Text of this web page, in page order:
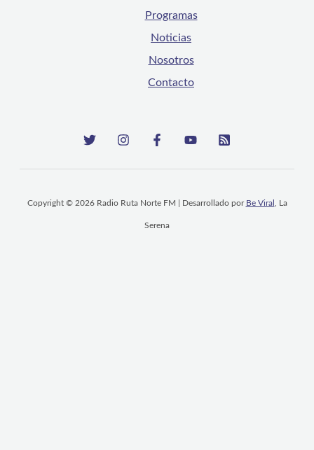
Programas
Noticias
Nosotros
Contacto
Copyright © 2026 Radio Ruta Norte FM | Desarrollado por Be Viral , La
Serena